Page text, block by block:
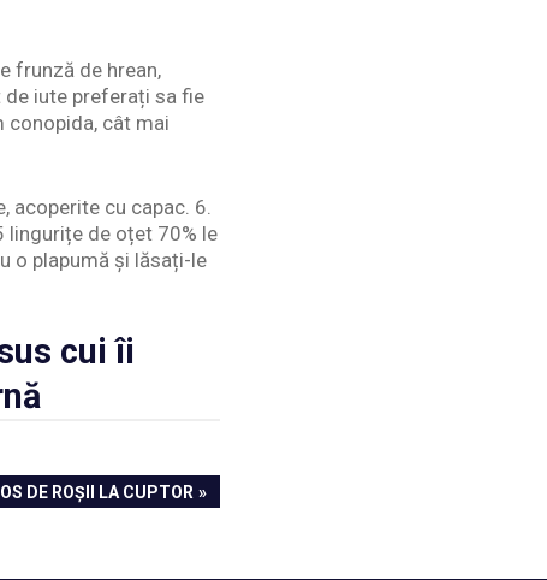
frunză de hrean,
de iute preferați sa fie
conopida, cât mai
acoperite cu capac. 6.
lingurițe de oțet 70% le
o plapumă și lăsați-le
cui îi
DE ROȘII LA CUPTOR